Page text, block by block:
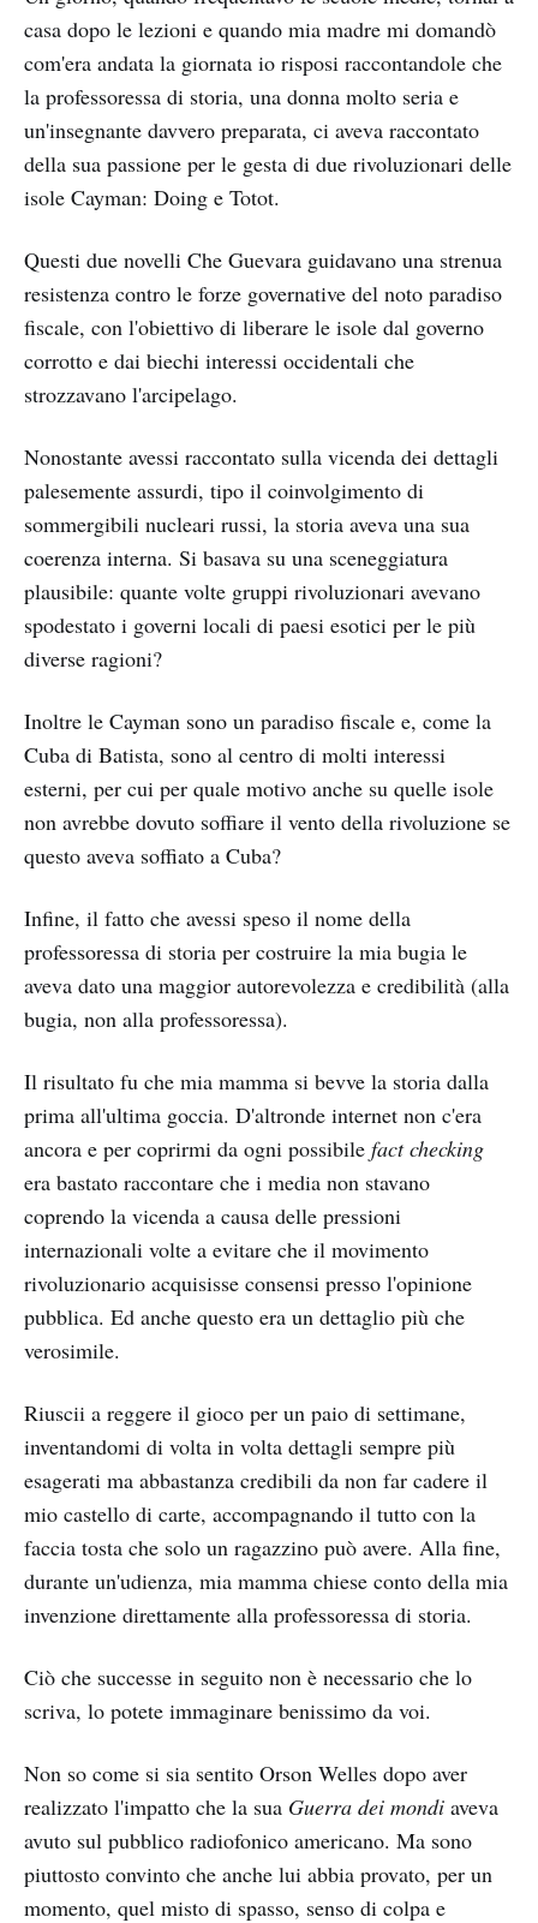
casa dopo le lezioni e quando mia madre mi domandò
com'era andata la giornata io risposi raccontandole che
la professoressa di storia, una donna molto seria e
un'insegnante davvero preparata, ci aveva raccontato
della sua passione per le gesta di due rivoluzionari delle
isole Cayman: Doing e Totot.
Questi due novelli Che Guevara guidavano una strenua
resistenza contro le forze governative del noto paradiso
fiscale, con l'obiettivo di liberare le isole dal governo
corrotto e dai biechi interessi occidentali che
strozzavano l'arcipelago.
Nonostante avessi raccontato sulla vicenda dei dettagli
palesemente assurdi, tipo il coinvolgimento di
sommergibili nucleari russi, la storia aveva una sua
coerenza interna. Si basava su una sceneggiatura
plausibile: quante volte gruppi rivoluzionari avevano
spodestato i governi locali di paesi esotici per le più
diverse ragioni?
Inoltre le Cayman sono un paradiso fiscale e, come la
Cuba di Batista, sono al centro di molti interessi
esterni, per cui per quale motivo anche su quelle isole
non avrebbe dovuto soffiare il vento della rivoluzione se
questo aveva soffiato a Cuba?
Infine, il fatto che avessi speso il nome della
professoressa di storia per costruire la mia bugia le
aveva dato una maggior autorevolezza e credibilità (alla
bugia, non alla professoressa).
Il risultato fu che mia mamma si bevve la storia dalla
prima all'ultima goccia. D'altronde internet non c'era
ancora e per coprirmi da ogni possibile fact checking
era bastato raccontare che i media non stavano
coprendo la vicenda a causa delle pressioni
internazionali volte a evitare che il movimento
rivoluzionario acquisisse consensi presso l'opinione
pubblica. Ed anche questo era un dettaglio più che
verosimile.
Riuscii a reggere il gioco per un paio di settimane,
inventandomi di volta in volta dettagli sempre più
esagerati ma abbastanza credibili da non far cadere il
mio castello di carte, accompagnando il tutto con la
faccia tosta che solo un ragazzino può avere. Alla fine,
durante un'udienza, mia mamma chiese conto della mia
invenzione direttamente alla professoressa di storia.
Ciò che successe in seguito non è necessario che lo
scriva, lo potete immaginare benissimo da voi.
Non so come si sia sentito Orson Welles dopo aver
realizzato l'impatto che la sua Guerra dei mondi aveva
avuto sul pubblico radiofonico americano. Ma sono
piuttosto convinto che anche lui abbia provato, per un
momento, quel misto di spasso, senso di colpa e